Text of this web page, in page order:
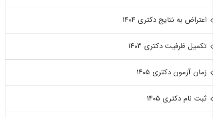
اعتراض به نتایج دکتری ۱۴۰۴
تکمیل ظرفیت دکتری ۱۴۰۳
زمان آزمون دکتری ۱۴۰۵
ثبت نام دکتری ۱۴۰۵